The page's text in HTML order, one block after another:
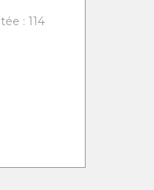
: 114